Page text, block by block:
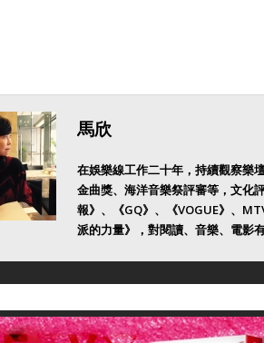
馬欣
在娛樂線工作二十年，持續觀察樂
金曲獎、海洋音樂祭評審等，文化
報》、《GQ》、《VOGUE》、
派的力量》，對閱讀、音樂、電影